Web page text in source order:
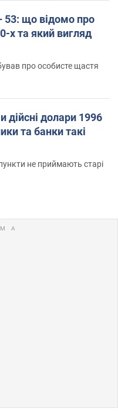
53: що відомо про
х та який вигляд
про особисте щастя
дійсні долари 1996
та банки такі
не приймають старі